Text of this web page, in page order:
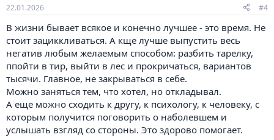
22.01.2026 #4
В жизни бывает всякое и конечно лучшее - это время. Не
стоит зациккливаться. А кще лучше выпустить весь
негатив любым желаемым способом: разбить тарелку,
ппойти в тир, выйти в лес и прокричаться, вариантов
тысячи. Главное, не закрываться в себе.
Можно заняться тем, что хотел, но откладывал.
А еще можно сходить к другу, к психологу, к человеку, с
которым получится поговорить о наболевшем и
услышать взгляд со стороны. Это здорово помогает.